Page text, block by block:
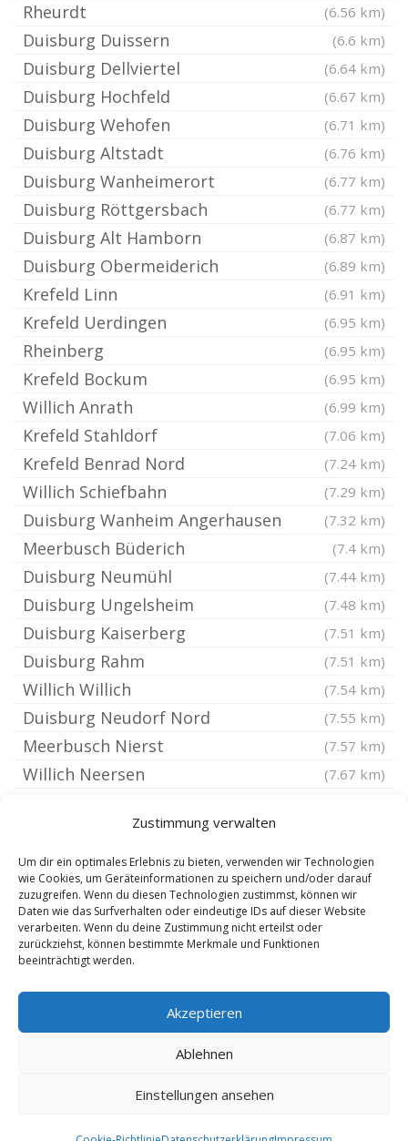
Zustimmung verwalten
Um dir ein optimales Erlebnis zu bieten, verwenden wir Technologien
wie Cookies, um Geräteinformationen zu speichern und/oder darauf
zuzugreifen. Wenn du diesen Technologien zustimmst, können wir
Daten wie das Surfverhalten oder eindeutige IDs auf dieser Website
verarbeiten. Wenn du deine Zustimmung nicht erteilst oder
zurückziehst, können bestimmte Merkmale und Funktionen
beeinträchtigt werden.
Akzeptieren
Ablehnen
Einstellungen ansehen
Rheurdt (6.56 km)
Duisburg Duissern (6.6 km)
Duisburg Dellviertel (6.64 km)
Duisburg Hochfeld (6.67 km)
Duisburg Wehofen (6.71 km)
Duisburg Altstadt (6.76 km)
Duisburg Wanheimerort (6.77 km)
Duisburg Röttgersbach (6.77 km)
Duisburg Alt Hamborn (6.87 km)
Duisburg Obermeiderich (6.89 km)
Krefeld Linn (6.91 km)
Krefeld Uerdingen (6.95 km)
Rheinberg (6.95 km)
Krefeld Bockum (6.95 km)
Willich Anrath (6.99 km)
Krefeld Stahldorf (7.06 km)
Krefeld Benrad Nord (7.24 km)
Willich Schiefbahn (7.29 km)
Duisburg Wanheim Angerhausen (7.32 km)
Meerbusch Büderich (7.4 km)
Duisburg Neumühl (7.44 km)
Duisburg Ungelsheim (7.48 km)
Duisburg Kaiserberg (7.51 km)
Duisburg Rahm (7.51 km)
Willich Willich (7.54 km)
Duisburg Neudorf Nord (7.55 km)
Meerbusch Nierst (7.57 km)
Willich Neersen (7.67 km)
Duisburg Winkelhausen
Oberhausen Alstaden (7.98 km)
Meerbusch Ilverich (8.05 km)
Krefeld Oppum (8.1 km)
Duisburg Bissingheim
Krefeld Dießem Lehmheide